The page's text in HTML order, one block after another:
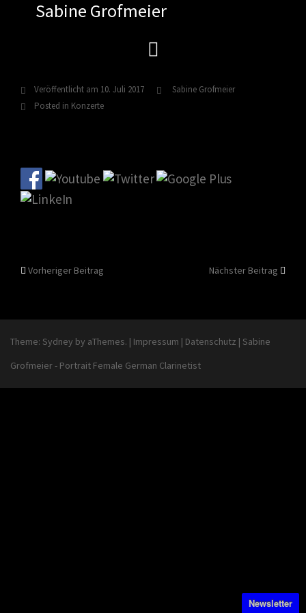
Sabine Grofmeier
Veröffentlicht am 10. Juli 2017
Sabine Grofmeier
Posted in Konzerte
Beitragsnavigation
Vorheriger Beitrag Nächster Beitrag
Theme: Sydney by aThemes. | Impressum | Datenschutz | Sabine
Grofmeier - Portrait Female German Clarinetist
Newsletter